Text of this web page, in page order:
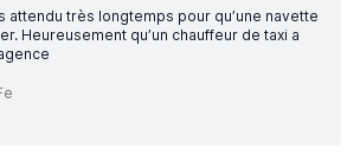
attendu très longtemps pour qu’une navette
Heureusement qu’un chauffeur de taxi a